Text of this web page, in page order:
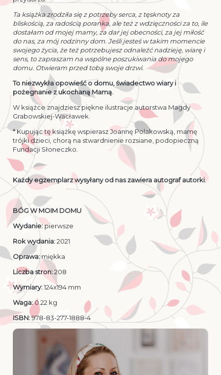
Ta książka zrodziła się z potrzeby serca, z tęsknoty za
bliskością, za radością poranka, ale też z wdzięczności za to, ile
dostałam od mojej mamy, za dar jej obecności, za jej miłość
do nas, za mój rodzinny dom. Jeśli jesteś w takim momencie
swojego życia, że też potrzebujesz odnaleźć nadzieję, wiarę i
sens, to zapraszam na wspólne poszukiwania do mojego
domu. Otwieram przed tobą swoje drzwi.
To niezwykła opowieść o domu, świadectwo wiary i
pożegnanie z ukochaną Mamą.
W książce znajdziesz piękne ilustracje autorstwa Magdy
Grabowskiej-Wacławek.
* Kupując tę książkę wspierasz Joannę Polakowską, mamę
trójki dzieci, chorą na stwardnienie rozsiane, podopieczną
Fundacji Słoneczko.
Każdy egzemplarz wysyłany od nas zawiera autograf autorki.
BÓG W MOIM DOMU
Wydanie:pierwsze
Rok wydania:2021
Oprawa:miękka
Liczba stron:208
Wymiary:124x194 mm
Waga:0.22 kg
ISBN:978-83-277-1888-4